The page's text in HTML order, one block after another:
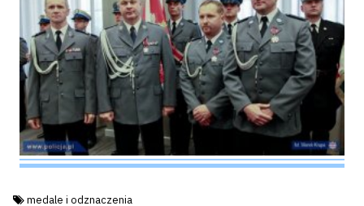
Tagi:
medale i odznaczenia